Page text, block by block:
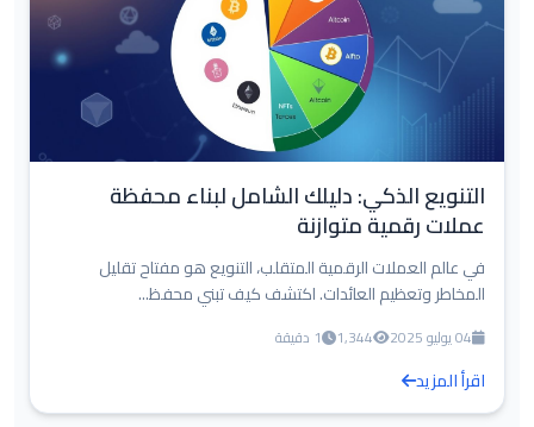
التنويع الذكي: دليلك الشامل لبناء محفظة
عملات رقمية متوازنة
في عالم العملات الرقمية المتقلب، التنويع هو مفتاح تقليل
المخاطر وتعظيم العائدات. اكتشف كيف تبني محفظ...
04 يوليو 2025 1,344 1 دقيقة
اقرأ المزيد